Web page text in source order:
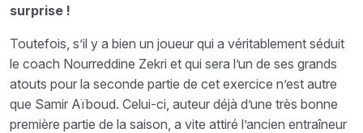
surprise !
Toutefois, s’il y a bien un joueur qui a véritablement séduit
le coach Nourreddine Zekri et qui sera l’un de ses grands
atouts pour la seconde partie de cet exercice n’est autre
que Samir Aïboud. Celui-ci, auteur déjà d’une très bonne
première partie de la saison, a vite attiré l’ancien entraîneur